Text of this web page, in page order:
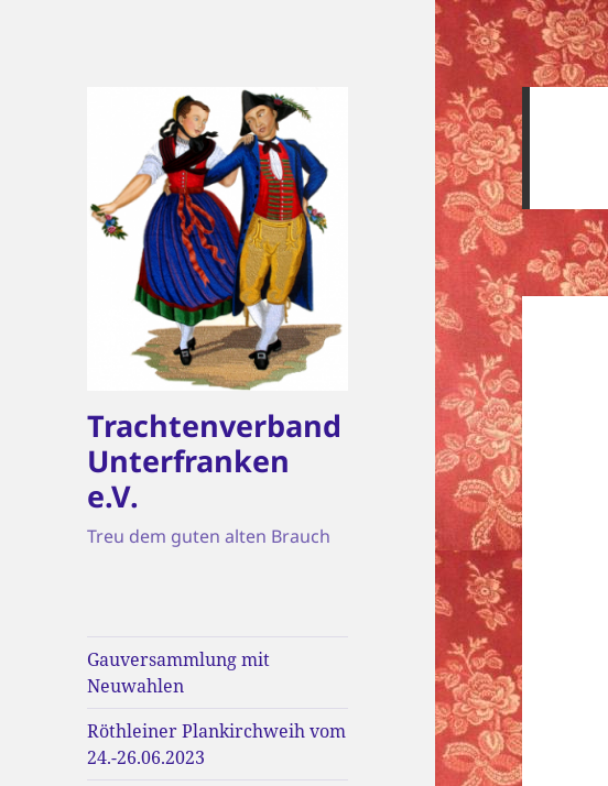
Trachtenverband
Unterfranken
e.V.
Treu dem guten alten Brauch
Gauversammlung mit
Neuwahlen
Röthleiner Plankirchweih vom
24.-26.06.2023